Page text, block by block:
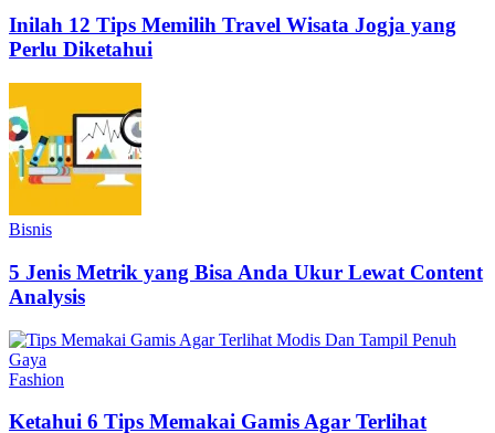
Inilah 12 Tips Memilih Travel Wisata Jogja yang
Perlu Diketahui
Bisnis
5 Jenis Metrik yang Bisa Anda Ukur Lewat Content
Analysis
Fashion
Ketahui 6 Tips Memakai Gamis Agar Terlihat